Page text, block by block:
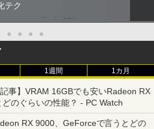
テク
● ● ● ●
1週間 1カ月
事】VRAM 16GBでも安いRadeon RX
のぐらいの性能？ - PC Watch
RX 9000、GeForceで言うとどの